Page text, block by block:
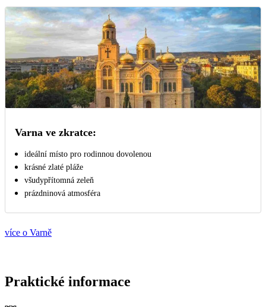
Varna ve zkratce:
ideální místo pro rodinnou dovolenou
krásné zlaté pláže
všudypřítomná zeleň
prázdninová atmosféra
více o Varně
Praktické informace